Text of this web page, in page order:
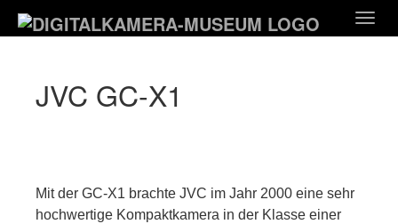
Hauptinhalt
JVC GC-X1
Mit der GC-X1 brachte JVC im Jahr 2000 eine sehr
hochwertige Kompaktkamera in der Klasse einer